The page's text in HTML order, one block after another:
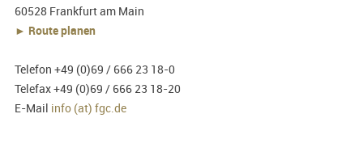
60528 Frankfurt am Main
► Route planen
Telefon +49 (0)69 / 666 23 18-0
Telefax +49 (0)69 / 666 23 18-20
E-Mail info (at) fgc.de